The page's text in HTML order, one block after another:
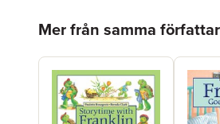
Mer från samma